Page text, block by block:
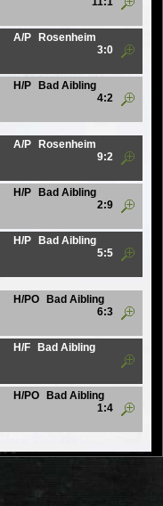
A/P
Rosenheim
3:0
H/P
Bad Aibling
4:2
A/P
Rosenheim
9:2
H/P
Bad Aibling
2:9
H/P
Bad Aibling
5:5
H/PO
Bad Aibling
6:3
H/F
Bad Aibling
H/PO
Bad Aibling
1:4